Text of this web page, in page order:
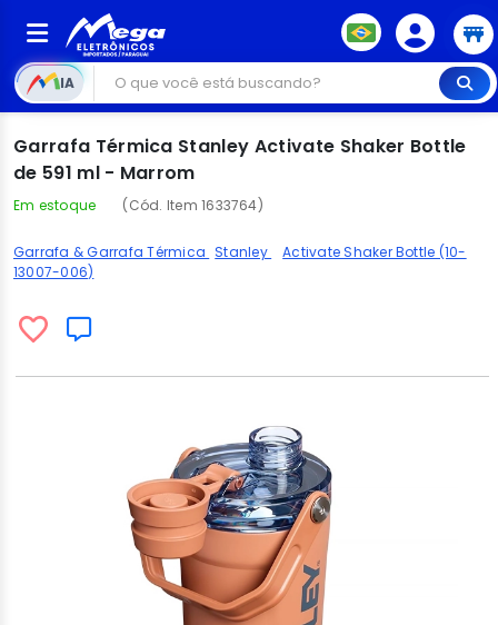
IA
Garrafa Térmica Stanley Activate Shaker Bottle
de 591 ml - Marrom
Em estoque (Cód. Item 1633764)
Garrafa & Garrafa Térmica Stanley
Activate Shaker Bottle (10-
13007-006)